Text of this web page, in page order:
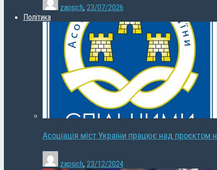
zapsich, 23/07/2026
Політика
Асоціація міст України працює над проєктом
zapsich, 23/12/2024